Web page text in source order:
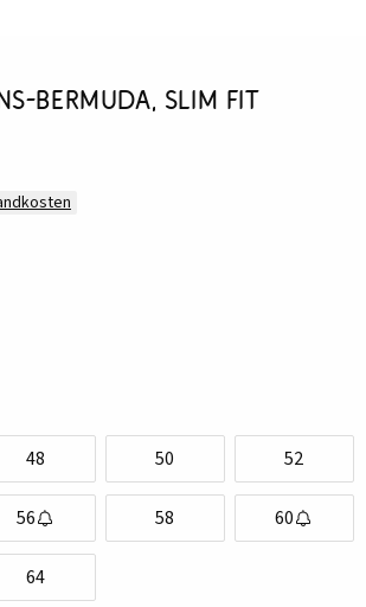
Bermuda, Slim Fit
48 50 52
56 58 60
64